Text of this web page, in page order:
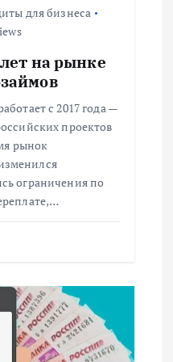
для бизнеса
на рынке
с 2017 года —
проектов
рынок
ограничения по